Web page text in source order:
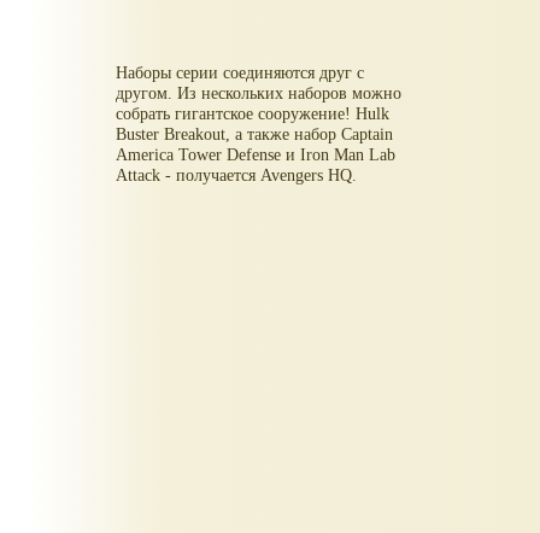
Наборы серии соединяются друг с
другом. Из нескольких наборов можно
собрать гигантское сооружение! Hulk
Buster Breakout, а также набор Captain
America Tower Defense и Iron Man Lab
Attack - получается Avengers HQ.